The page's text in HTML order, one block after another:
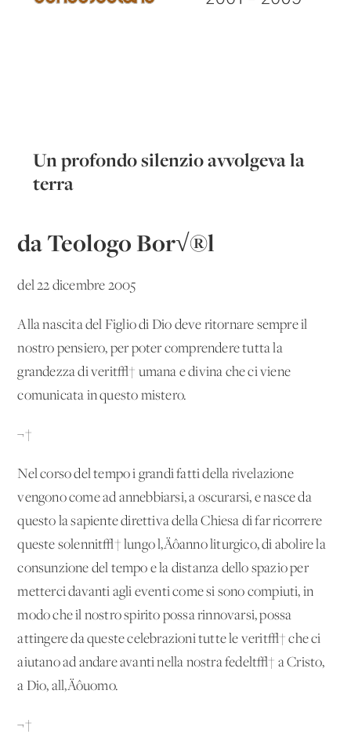
Un profondo silenzio avvolgeva la
terra
da Teologo Bor√®l
del 22 dicembre 2005
Alla nascita del Figlio di Dio deve ritornare sempre il
nostro pensiero, per poter comprendere tutta la
grandezza di verit√† umana e divina che ci viene
comunicata in questo mistero.
¬†
Nel corso del tempo i grandi fatti della rivelazione
vengono come ad annebbiarsi, a oscurarsi, e nasce da
questo la sapiente direttiva della Chiesa di far ricorrere
queste solennit√† lungo l‚Äôanno liturgico, di abolire la
consunzione del tempo e la distanza dello spazio per
metterci davanti agli eventi come si sono compiuti, in
modo che il nostro spirito possa rinnovarsi, possa
attingere da queste celebrazioni tutte le verit√† che ci
aiutano ad andare avanti nella nostra fedelt√† a Cristo,
a Dio, all‚Äôuomo.
¬†